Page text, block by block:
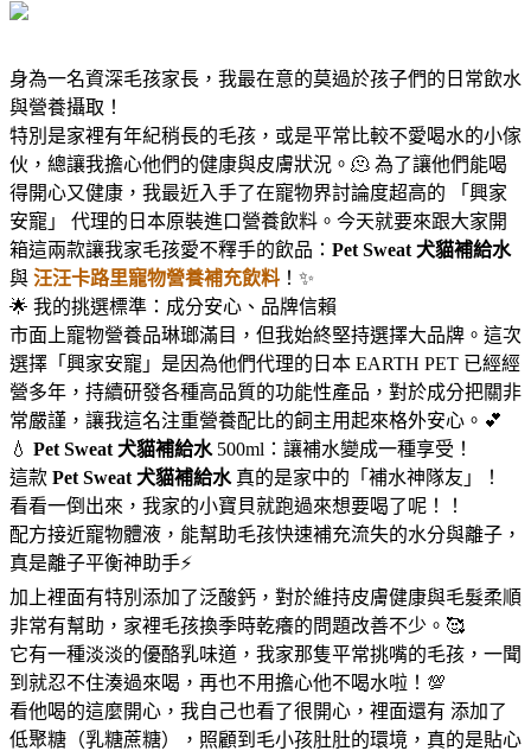
身為一名資深毛孩家長，我最在意的莫過於孩子們的日常飲水
與營養攝取！
特別是家裡有年紀稍長的毛孩，或是平常比較不愛喝水的小傢
伙，總讓我擔心他們的健康與皮膚狀況。🫠 為了讓他們能喝
得開心又健康，我最近入手了在寵物界討論度超高的 「興家
安寵」 代理的日本原裝進口營養飲料。今天就要來跟大家開
箱這兩款讓我家毛孩愛不釋手的飲品： Pet Sweat 犬貓補給水
與 汪汪卡路里寵物營養補充飲料 ！✨
🌟 我的挑選標準：成分安心、品牌信賴
市面上寵物營養品琳瑯滿目，但我始終堅持選擇大品牌。這次
選擇「興家安寵」是因為他們代理的日本 EARTH PET 已經經
營多年，持續研發各種高品質的功能性產品，對於成分把關非
常嚴謹，讓我這名注重營養配比的飼主用起來格外安心。💕
💧 Pet Sweat 犬貓補給水500ml：讓補水變成一種享受！
這款 Pet Sweat 犬貓補給水 真的是家中的「補水神隊友」！
看看一倒出來，我家的小寶貝就跑過來想要喝了呢！！
配方接近寵物體液，能幫助毛孩快速補充流失的水分與離子，
真是離子平衡神助手⚡
加上裡面有特別添加了泛酸鈣，對於維持皮膚健康與毛髮柔順
非常有幫助，家裡毛孩換季時乾癢的問題改善不少。🥰
它有一種淡淡的優酪乳味道，我家那隻平常挑嘴的毛孩，一聞
到就忍不住湊過來喝，再也不用擔心他不喝水啦！💯
看他喝的這麼開心，我自己也看了很開心，裡面還有 添加了
低聚糖（乳糖蔗糖），照顧到毛小孩肚肚的環境，真的是貼心